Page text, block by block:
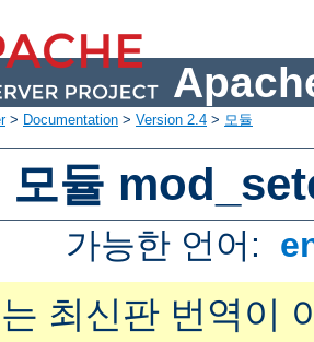
> Documentation > Version 2.4 > 모듈
모듈
가능한 언어:
최신판 번역이